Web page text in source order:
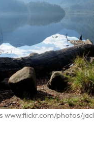
www.flickr.com/photos/